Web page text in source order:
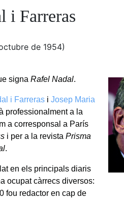
i Farreras
de 1954)
signaRafel Nadal.
i Farreras iJosep Maria
professionalment a la
a corresponsal a París
i per a la revistaPrisma
.
en els principals diaris
ocupat càrrecs diversos:
fou redactor en cap de